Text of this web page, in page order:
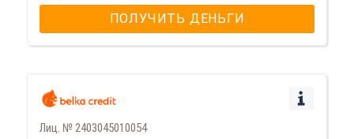
ПОЛУЧИТЬ ДЕНЬГИ
Лиц. № 2403045010054